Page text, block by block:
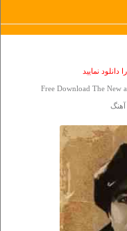
را دانلود نمایید
Free Download The New